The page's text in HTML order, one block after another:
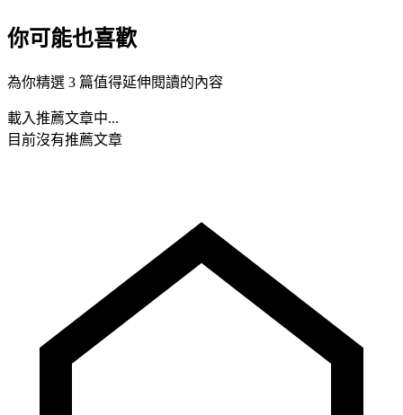
你可能也喜歡
為你精選 3 篇值得延伸閱讀的內容
載入推薦文章中...
目前沒有推薦文章